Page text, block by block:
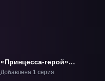
«Принцесса-герой»
Фильм-1
Добавлена 1 серия